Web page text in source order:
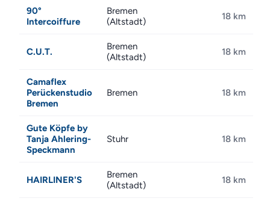
90°
Intercoiffure
Bremen
(Altstadt)
18 km
C.U.T.
Bremen
(Altstadt)
18 km
Camaflex
Perückenstudio
Bremen
Bremen 18 km
Gute Köpfe by
Tanja Ahlering-
Speckmann
Stuhr 18 km
HAIRLINER'S
Bremen
(Altstadt)
18 km